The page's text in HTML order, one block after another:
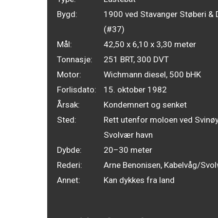
Bygd:
1900 ved Stavanger Støberi &
(#37)
Mål:
42,50 x 6,10 x 3,30 meter
Tonnasje:
251 BRT, 300 DVT
Motor:
Wichmann diesel, 500 bHK
Forlisdato:
15. oktober 1982
Årsak:
Kondemnert og senket
Sted:
Rett utenfor moloen ved
Svolvær havn
Dybde:
20–30 meter
Rederi:
Arne Benonisen, Kabelvåg/
Annet:
Kan dykkes fra land